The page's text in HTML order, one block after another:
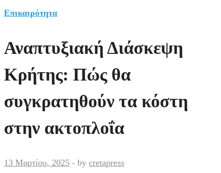
Επικαιρότητα
Αναπτυξιακή Διάσκεψη
Κρήτης: Πώς θα
συγκρατηθούν τα κόστη
στην ακτοπλοΐα
13 Μαρτίου, 2025 - by cretapress